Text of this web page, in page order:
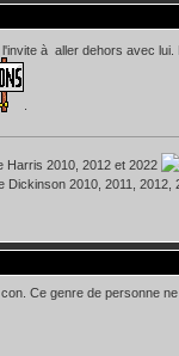
à aller dehors avec
Harris 2010, 2012 et 2022
Dickinson 2010, 2011,
Ce genre de personne